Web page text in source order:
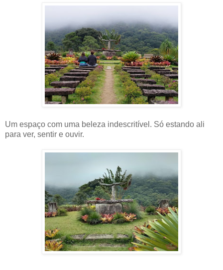
Um espaço com uma beleza indescritível. Só estando ali
para ver, sentir e ouvir.